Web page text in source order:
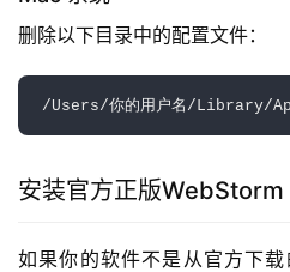
删除以下目录中的配置文件：
安装官方正版WebStorm
如果你的软件不是从官方下